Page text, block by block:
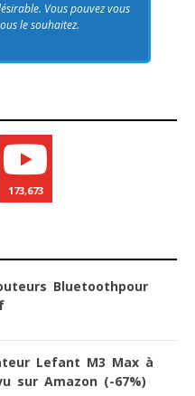
Vous pouvez vous
le souhaitez.
173,673
Bluetoothpour
Lefant M3 Max à
sur Amazon (-67%)